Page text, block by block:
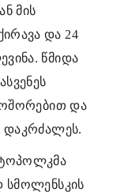
მის
და 24
წმიდა
და
დაკრძალეს.
სმოლენსკის